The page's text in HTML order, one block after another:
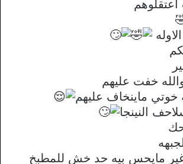
خفت عليهم
ماينخاف عليهم
النينجا
مايحس بيه حد خش للمطبخ